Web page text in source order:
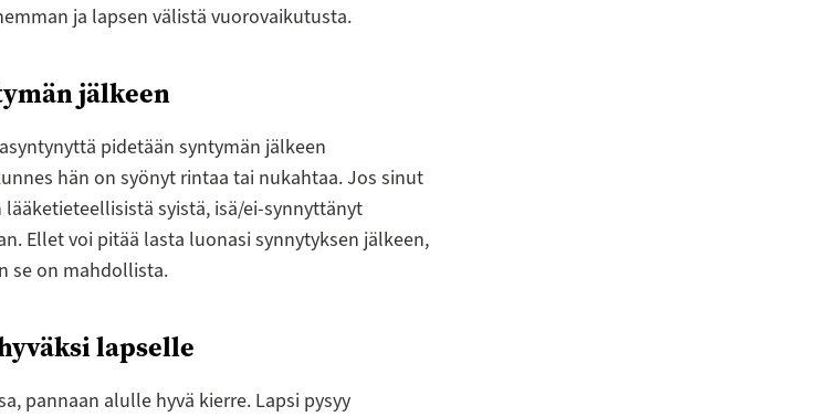
ja lapsen välistä vuorovaikutusta.
jälkeen
pidetään syntymän jälkeen
hän on syönyt rintaa tai nukahtaa. Jos sinut
syistä, isä/ei-synnyttänyt
Ellet voi pitää lasta luonasi synnytyksen jälkeen,
se on mahdollista.
lapselle
pannaan alulle hyvä kierre. Lapsi pysyy